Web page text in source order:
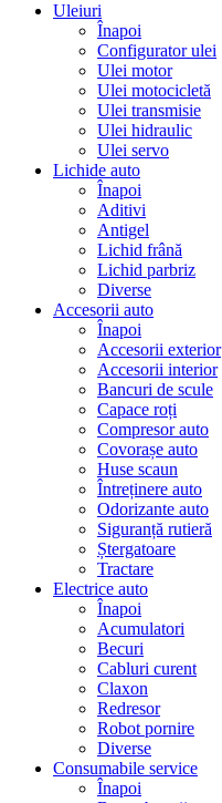
Uleiuri
Înapoi
Configurator ulei
Ulei motor
Ulei motocicletă
Ulei transmisie
Ulei hidraulic
Ulei servo
Lichide auto
Înapoi
Aditivi
Antigel
Lichid frână
Lichid parbriz
Diverse
Accesorii auto
Înapoi
Accesorii exterior
Accesorii interior
Bancuri de scule
Capace roți
Compresor auto
Covorașe auto
Huse scaun
Întreținere auto
Odorizante auto
Siguranță rutieră
Ștergatoare
Tractare
Electrice auto
Înapoi
Acumulatori
Becuri
Cabluri curent
Claxon
Redresor
Robot pornire
Diverse
Consumabile service
Înapoi